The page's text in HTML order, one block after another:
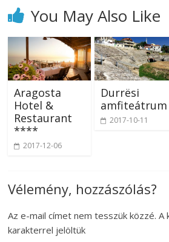
You May Also Like
Aragosta
Hotel &
Restaurant
****
2017-12-06
Durrësi
amfiteátrum
2017-10-11
Vélemény, hozzászólás?
Az e-mail címet nem tesszük közzé. A
karakterrel jelöltük